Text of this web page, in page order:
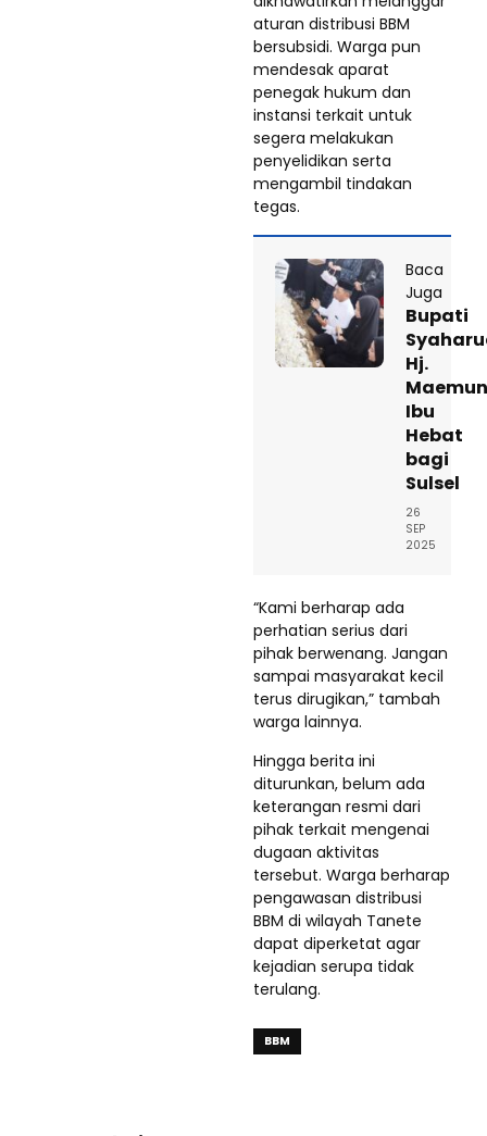
aturan distribusi BBM
bersubsidi. Warga pun
mendesak aparat
penegak hukum dan
instansi terkait untuk
segera melakukan
penyelidikan serta
mengambil tindakan
tegas.
Baca
Juga
Bupati
Hj.
Ibu
Hebat
bagi
Sulsel
26
SEP
2025
“Kami berharap ada
perhatian serius dari
pihak berwenang. Jangan
sampai masyarakat kecil
terus dirugikan,” tambah
warga lainnya.
Hingga berita ini
diturunkan, belum ada
keterangan resmi dari
pihak terkait mengenai
dugaan aktivitas
tersebut. Warga berharap
pengawasan distribusi
BBM di wilayah Tanete
dapat diperketat agar
kejadian serupa tidak
terulang.
BBM